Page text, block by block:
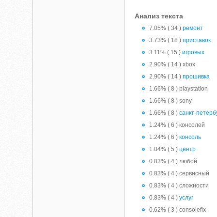
Анализ текста
7.05% ( 34 )ремонт
3.73% ( 18 )приставок
3.11% ( 15 )игровых
2.90% ( 14 ) xbox
2.90% ( 14 )прошивка
1.66% ( 8 ) playstation
1.66% ( 8 ) sony
1.66% ( 8 )санкт-
1.24% ( 6 ) консолей
1.24% ( 6 )консоль
1.04% ( 5 )центр
0.83% ( 4 ) любой
0.83% ( 4 ) сервисный
0.83% ( 4 ) сложности
0.83% ( 4 )услуг
0.62% ( 3 ) consolefix